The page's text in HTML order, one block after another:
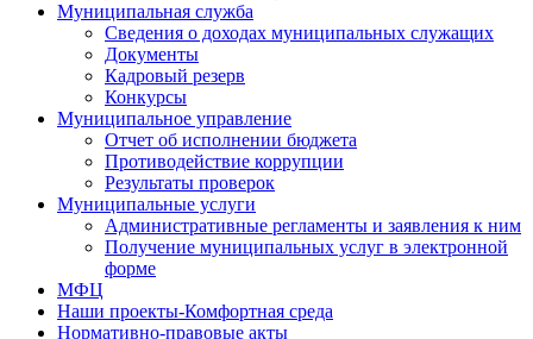
Муниципальная служба
Сведения о доходах муниципальных служащих
Документы
Кадровый резерв
Конкурсы
Муниципальное управление
Отчет об исполнении бюджета
Противодействие коррупции
Результаты проверок
Муниципальные услуги
Административные регламенты и заявления к ним
Получение муниципальных услуг в электронной
форме
МФЦ
Наши проекты-Комфортная среда
Нормативно-правовые акты